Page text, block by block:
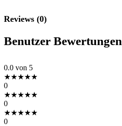
Reviews (0)
Benutzer Bewertungen
0.0 von 5
★★★★★
0
★★★★★
0
★★★★★
0